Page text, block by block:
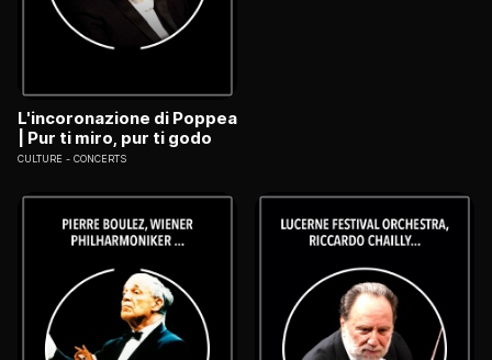
L'incoronazione di Poppea
| Pur ti miro, pur ti godo
CULTURE CONCERTS